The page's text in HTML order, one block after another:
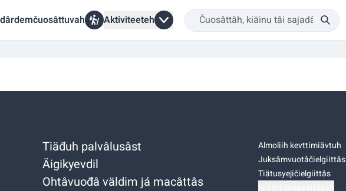
Aktiviteeteh
Tiäđuh palvâlusâst
Äigikyevdil
Ohtâvuođâ väldim já macâttâs
Almoliih kevttimiävtuh
Juksâmvuotâčielgiittâs
Tiätusyejičielgiittâs